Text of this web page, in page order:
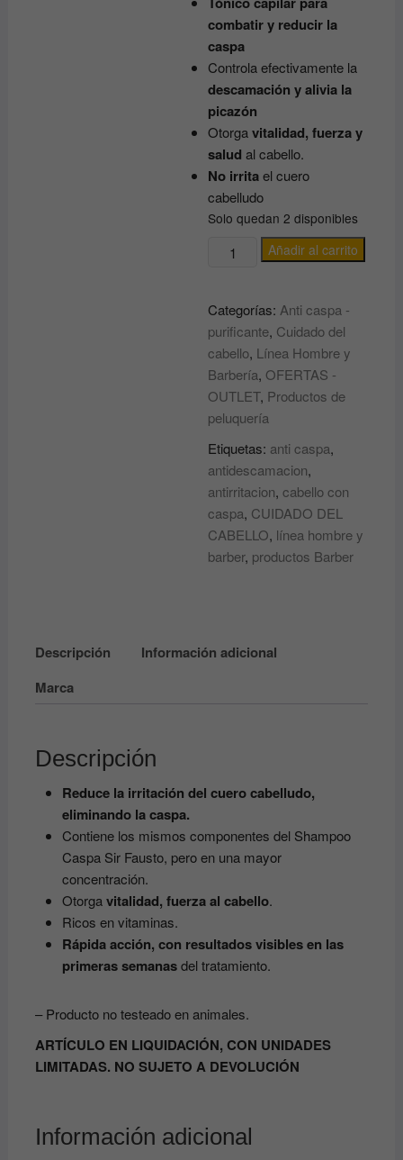
25.20€. 12.60€.
combatir y reducir la
caspa
Controla efectivamente la
descamación y alivia la
picazón
Otorgavitalidad, fuerza y
saludal cabello.
No irritael cuero
cabelludo
Solo quedan 2 disponibles
TÓNICO
con
CASPA
Línea
Magistral
SIR
FAUSTO
cantidad
Añadir al carrito
Categorías: Anti caspa -
purificante, Cuidado del
cabello, Línea Hombre y
Barbería, OFERTAS -
OUTLET, Productos de
peluquería
Etiquetas: anti caspa,
antidescamacion,
antirritacion,cabello con
caspa, CUIDADO DEL
CABELLO, línea hombre y
barber, productos Barber
Descripción
Información adicional
Marca
Descripción
Reduce la irritación del cuero cabelludo,
eliminando la caspa.
Contiene los mismos componentes del Shampoo
Caspa Sir Fausto, pero en una mayor
concentración.
Otorgavitalidad, fuerza al cabello.
Ricos en vitaminas.
Rápida acción, con resultados visibles en las
primeras semanasdel tratamiento.
– Producto no testeado en animales.
ARTÍCULO EN LIQUIDACIÓN, CON UNIDADES
LIMITADAS. NO SUJETO A DEVOLUCIÓN
Información adicional